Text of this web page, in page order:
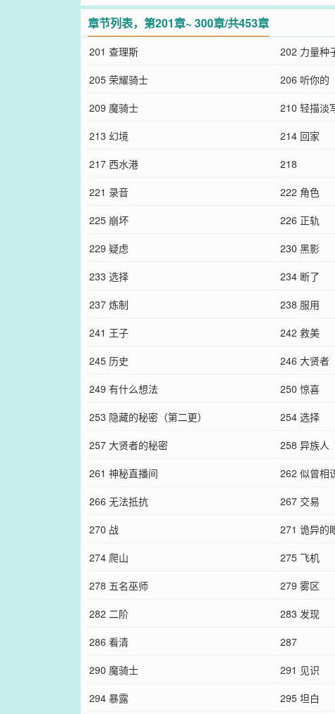
章节列表，第201章~ 300章/共453章
201 查理斯 202 力量种
205 荣耀骑士
206 听你的
209 魔骑士
210 轻描淡
213 幻境
214 回家
217 西水港
218
221 录音
222 角色
225 崩坏
226 正轨
229 疑虑
230 黑影
233 选择
234 断了
237 炼制
238 服用
241 王子
242 救美
245 历史
246 大贤者
249 有什么想法
250 惊喜
253 隐藏的秘密（第二更）
254 选择
257 大贤者的秘密
258 异族人
261 神秘直播间
262 似曾相
266 无法抵抗
267 交易
270 战
271 诡异的
274 爬山
275 飞机
278 五名巫师
279 雾区
282 二阶
283 发现
286 看清
287
290 魔骑士
291 见识
294 暴露
295 坦白